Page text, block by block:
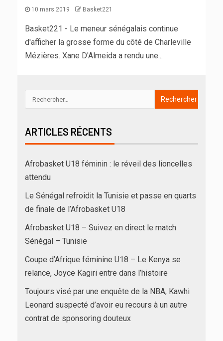
10 mars 2019 Basket221
Basket221 - Le meneur sénégalais continue
d'afficher la grosse forme du côté de Charleville
Mézières. Xane D'Almeida a rendu une...
ARTICLES RÉCENTS
Afrobasket U18 féminin : le réveil des lioncelles
attendu
Le Sénégal refroidit la Tunisie et passe en quarts
de finale de l’Afrobasket U18
Afrobasket U18 – Suivez en direct le match
Sénégal – Tunisie
Coupe d’Afrique féminine U18 – Le Kenya se
relance, Joyce Kagiri entre dans l’histoire
Toujours visé par une enquête de la NBA, Kawhi
Leonard suspecté d’avoir eu recours à un autre
contrat de sponsoring douteux